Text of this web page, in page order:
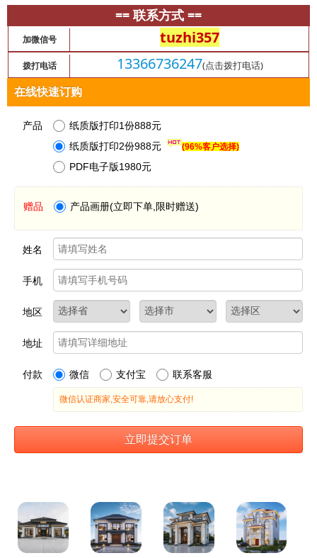
== 联系方式 ==
加微信号 tuzhi357
拨打电话 13366736247(点击拨打电话)